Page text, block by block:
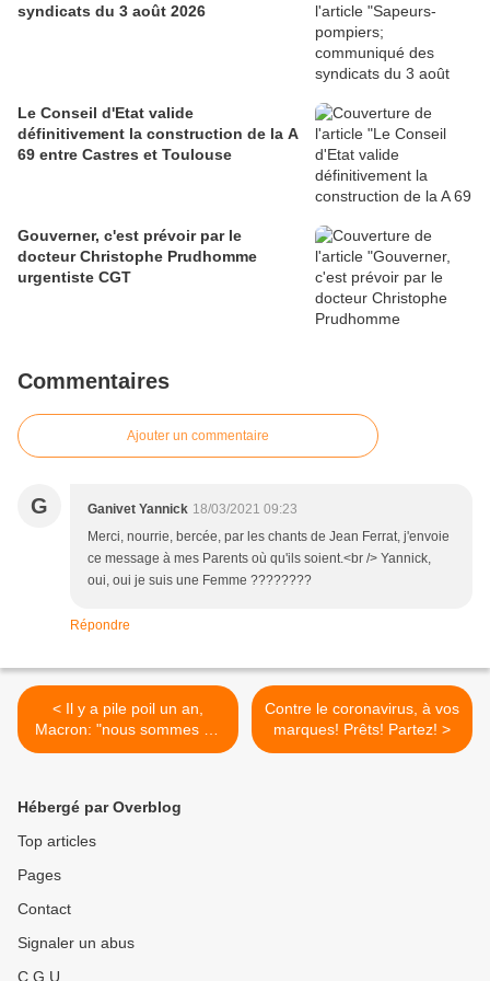
syndicats du 3 août 2026
Le Conseil d'Etat valide
définitivement la construction de la A
69 entre Castres et Toulouse
Gouverner, c'est prévoir par le
docteur Christophe Prudhomme
urgentiste CGT
Commentaires
Ajouter un commentaire
G Ganivet Yannick 18/03/2021 09:23
Merci, nourrie, bercée, par les chants de Jean Ferrat, j'envoie
ce message à mes Parents où qu'ils soient.<br /> Yannick,
oui, oui je suis une Femme ????????
Répondre
< Il y a pile poil un an,
Macron: "nous sommes en
guerre" et sous-entendu:
Contre le coronavirus, à vos
marques! Prêts! Partez! >
Hébergé par Overblog
Top articles
Pages
Contact
Signaler un abus
C.G.U.